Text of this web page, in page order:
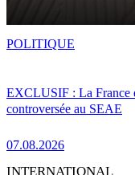
EXCLUSIF : La France
controversée au SEAE
07.08.2026
POLITIQUE
INTERNATIONAL